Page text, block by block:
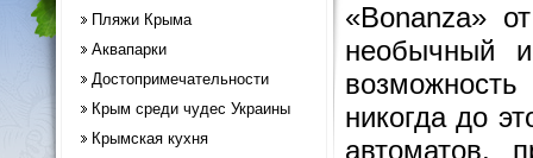
Пляжи Крыма
Аквапарки
Достопримечательности
Крым среди чудес Украины
Крымская кухня
«Bonanza»
необычный
никогда до
автоматов,